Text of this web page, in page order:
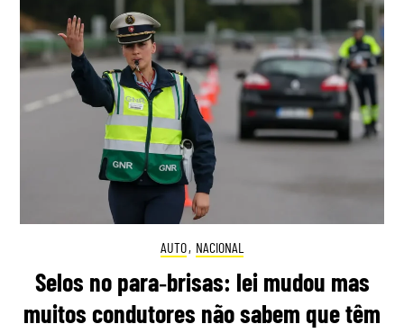
AUTO, NACIONAL
Selos no para‑brisas: lei mudou mas
muitos condutores não sabem que têm